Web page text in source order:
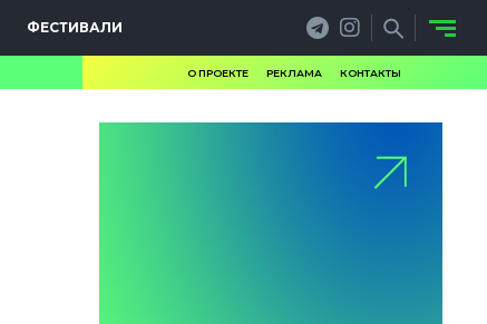
ФЕСТИВАЛИ
О ПРОЕКТЕ РЕКЛАМА КОНТАКТЫ